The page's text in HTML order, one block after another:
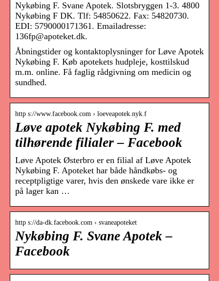
Nykøbing F. Svane Apotek. Slotsbryggen 1-3. 4800
Nykøbing F DK. Tlf: 54850622. Fax: 54820730.
EDI: 5790000171361. Emailadresse:
136fp@apoteket.dk.
Åbningstider og kontaktoplysninger for Løve Apotek
Nykøbing F. Køb apotekets hudpleje, kosttilskud
m.m. online. Få faglig rådgivning om medicin og
sundhed.
http s://www.facebook.com › loeveapotek.nyk.f
Løve apotek Nykøbing F. med
tilhørende filialer – Facebook
Løve Apotek Østerbro er en filial af Løve Apotek
Nykøbing F. Apoteket har både håndkøbs- og
receptpligtige varer, hvis den ønskede vare ikke er
på lager kan …
http s://da-dk.facebook.com › svaneapoteket
Nykøbing F. Svane Apotek –
Facebook